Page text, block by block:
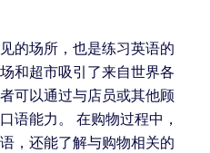
的场所，也是练习英语的
和超市吸引了来自世界各
可以通过与店员或其他顾
语能力。 在购物过程中，
，还能了解与购物相关的